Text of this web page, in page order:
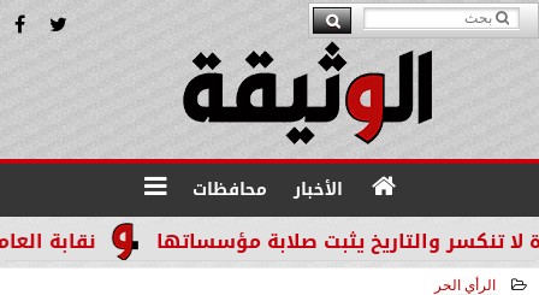
الأخبار محافظات
نقابة والتاريخ يثبت صلابة مؤسساتها
الرأي الحر